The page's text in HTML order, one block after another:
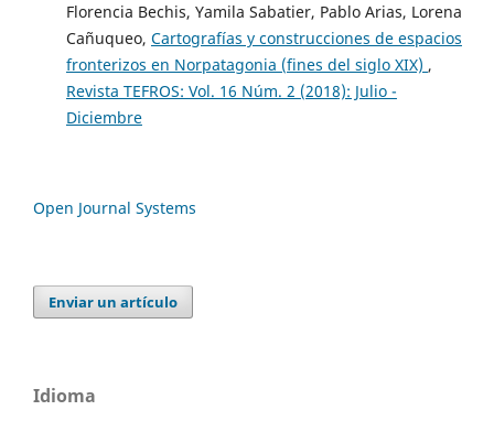
Florencia Bechis, Yamila Sabatier, Pablo Arias, Lorena
Cañuqueo, Cartografías y construcciones de espacios
fronterizos en Norpatagonia (fines del siglo XIX) ,
Revista TEFROS: Vol. 16 Núm. 2 (2018): Julio -
Diciembre
Open Journal Systems
Enviar un artículo
Idioma